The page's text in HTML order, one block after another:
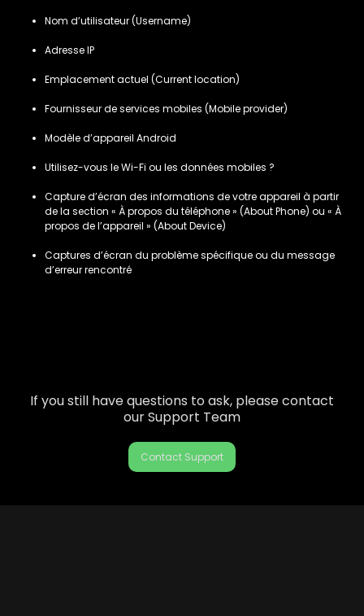
Nom d’utilisateur (Username)
Adresse IP
Emplacement actuel (Current location)
Fournisseur de services mobiles (Mobile provider)
Modèle d’appareil Android
Utilisez-vous le Wi-Fi ou les données mobiles ?
Capture d’écran des informations de votre appareil à partir
de la section « À propos du téléphone » (About Phone) ou « À
propos de l’appareil » (About Device)
Captures d’écran du problème spécifique ou du message
d’erreur rencontré
If you still have questions to ask, please contact
our Support Team
Contact Support